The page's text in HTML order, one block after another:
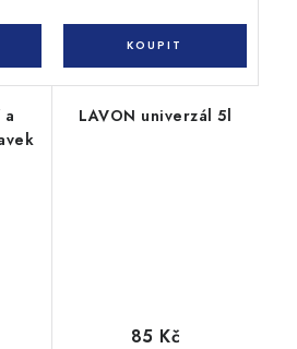
a
LAVON univerzál 5l
85 Kč